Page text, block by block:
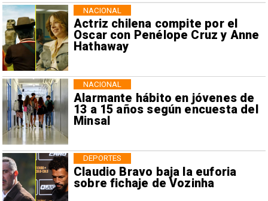
Actriz chilena compite por el
Oscar con Penélope Cruz y Anne
Hathaway
NACIONAL
Alarmante hábito en jóvenes de
13 a 15 años según encuesta del
Minsal
NACIONAL
Claudio Bravo baja la euforia
sobre fichaje de Vozinha
DEPORTES